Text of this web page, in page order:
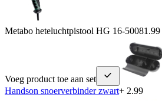
Metabo heteluchtpistool HG 16-50081.99
Voeg product toe aan set
Handson snoerverbinder zwart+ 2.99